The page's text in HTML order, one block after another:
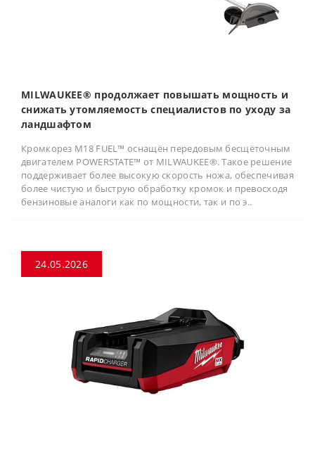
MILWAUKEE® продолжает повышать мощность и
снижать утомляемость специалистов по уходу за
ландшафтом
Кромкорез M18 FUEL™ оснащён передовым бесщёточным
двигателем POWERSTATE™ от MILWAUKEE®. Такое решение
поддерживает более высокую скорость ножа, обеспечивая
более чистую и быструю обработку кромок и превосходя
бензиновые аналоги как по мощности, так и по э..
24.05.2026